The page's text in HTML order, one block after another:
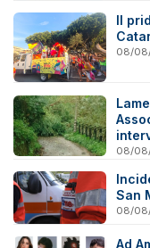
Il
08/
08/
San
08/
Ad